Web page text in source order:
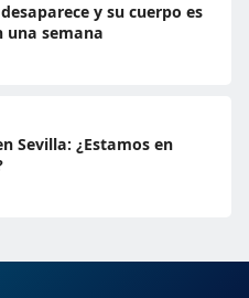
y su cuerpo es
una semana
Sevilla: ¿Estamos en